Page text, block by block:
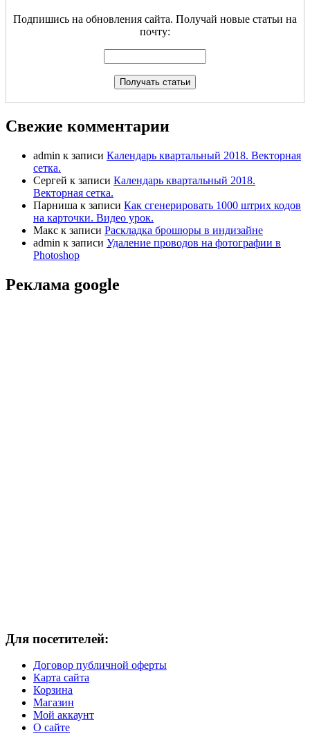
Подпишись на обновления сайта. Получай новые статьи на
почту:
Свежие комментарии
admin к записи Календарь квартальный 2018. Векторная
сетка.
Сергей к записи Календарь квартальный 2018.
Векторная сетка.
Парниша к записи Как сгенерировать 1000 штрих кодов
на карточки. Видео урок.
Макс к записи Раскладка брошюры в индизайне
admin к записи Удаление проводов на фотографии в
Photoshop
Реклама google
Для посетителей:
Договор публичной оферты
Карта сайта
Корзина
Магазин
Мой аккаунт
О сайте